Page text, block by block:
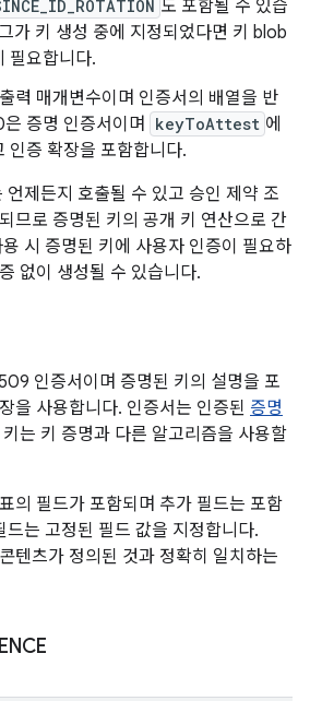
도 포함될 수 있습
가 키 생성 중에 지정되었다면 키 blob
필요합니다.
력 매개변수이며 인증서의 배열을 반
증명 인증서이며
keyToAttest 에
인증 확장을 포함합니다.
언제든지 호출될 수 있고 승인 제약 조
므로 증명된 키의 공개 키 연산으로 간
시 증명된 키에 사용자 인증이 필요하
없이 생성될 수 있습니다.
인증서이며 증명된 키의 설명을 포
을 사용합니다. 인증서는 인증된 증명
는 키 증명과 다른 알고리즘을 사용할
의 필드가 포함되며 추가 필드는 포함
는 고정된 필드 값을 지정합니다.
텐츠가 정의된 것과 정확히 일치하는